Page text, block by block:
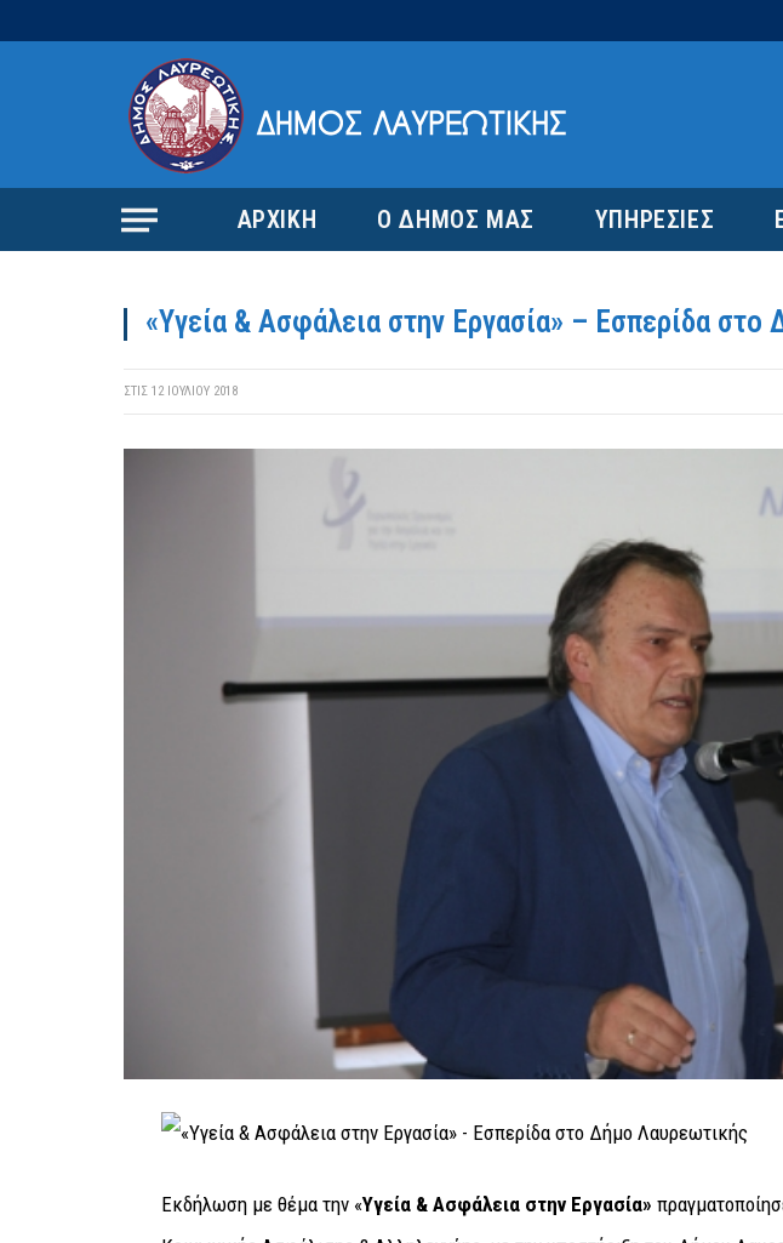
ΑΡΧΙΚΗ Ο ΔΗΜΟΣ ΜΑΣ ΥΠΗΡΕΣΙΕΣ
«Υγεία & Ασφάλεια στην Εργασία» – Εσπερίδα
ΣΤΙΣ 12 ΙΟΥΛΊΟΥ 2018
Εκδήλωση με θέμα την «Υγεία & Ασφάλεια στην Εργασία»